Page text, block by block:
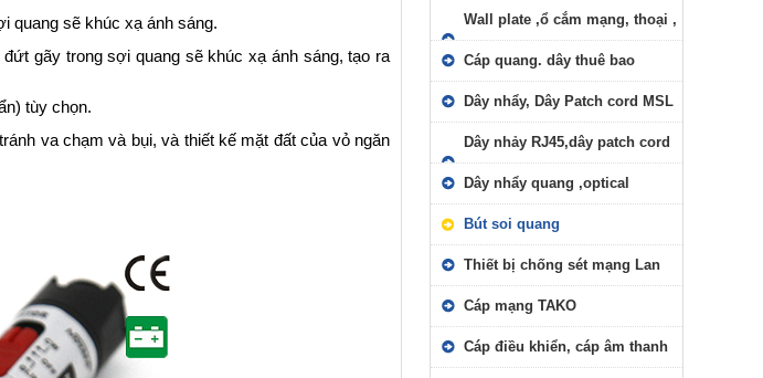
quang sẽ khúc xạ ánh sáng.
gãy trong sợi quang sẽ khúc xạ ánh sáng, tạo ra
tùy chọn.
va chạm và bụi, và thiết kế mặt đất của vỏ ngăn
phát Wifi
Wall plate ,ổ cắm mạng, thoại ,
đầu bấm RJ11,RJ45
Cáp quang. dây thuê bao
Dây nhẩy, Dây Patch cord MSL
Dây nhảy RJ45,dây patch cord
RJ45 AMP/Commscope
Dây nhẩy quang ,optical
Bút soi quang
Thiết bị chống sét mạng Lan
Cáp mạng TAKO
Cáp điều khiển, cáp âm thanh